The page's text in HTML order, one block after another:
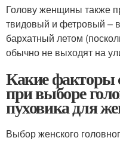
Голову женщины также
твидовый и фетровый –
бархатный летом
обычно не выходят на
Какие факторы
при выборе
пуховика для
Выбор женского